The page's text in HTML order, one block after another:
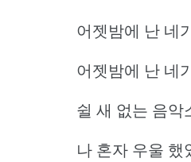
어젯밤에 난 네
어젯밤에 난 네
쉴 새 없는 음악
나 혼자 우울 했